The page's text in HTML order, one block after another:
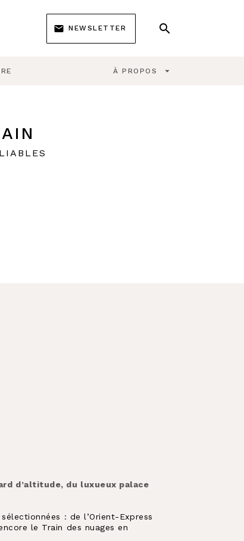
email NEWSLETTER search
À PROPOS arrow_drop_down
d’altitude, du luxueux palace
: de l’Orient-Express
le Train des nuages en